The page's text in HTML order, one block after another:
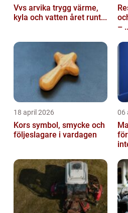
Vvs arvika trygg värme,
kyla och vatten året runt...
–
18 april 2026
Kors symbol, smycke och
följeslagare i vardagen
06